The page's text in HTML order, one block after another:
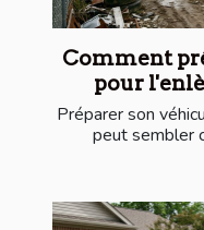
Comment
pour
Préparer son
peut sembler